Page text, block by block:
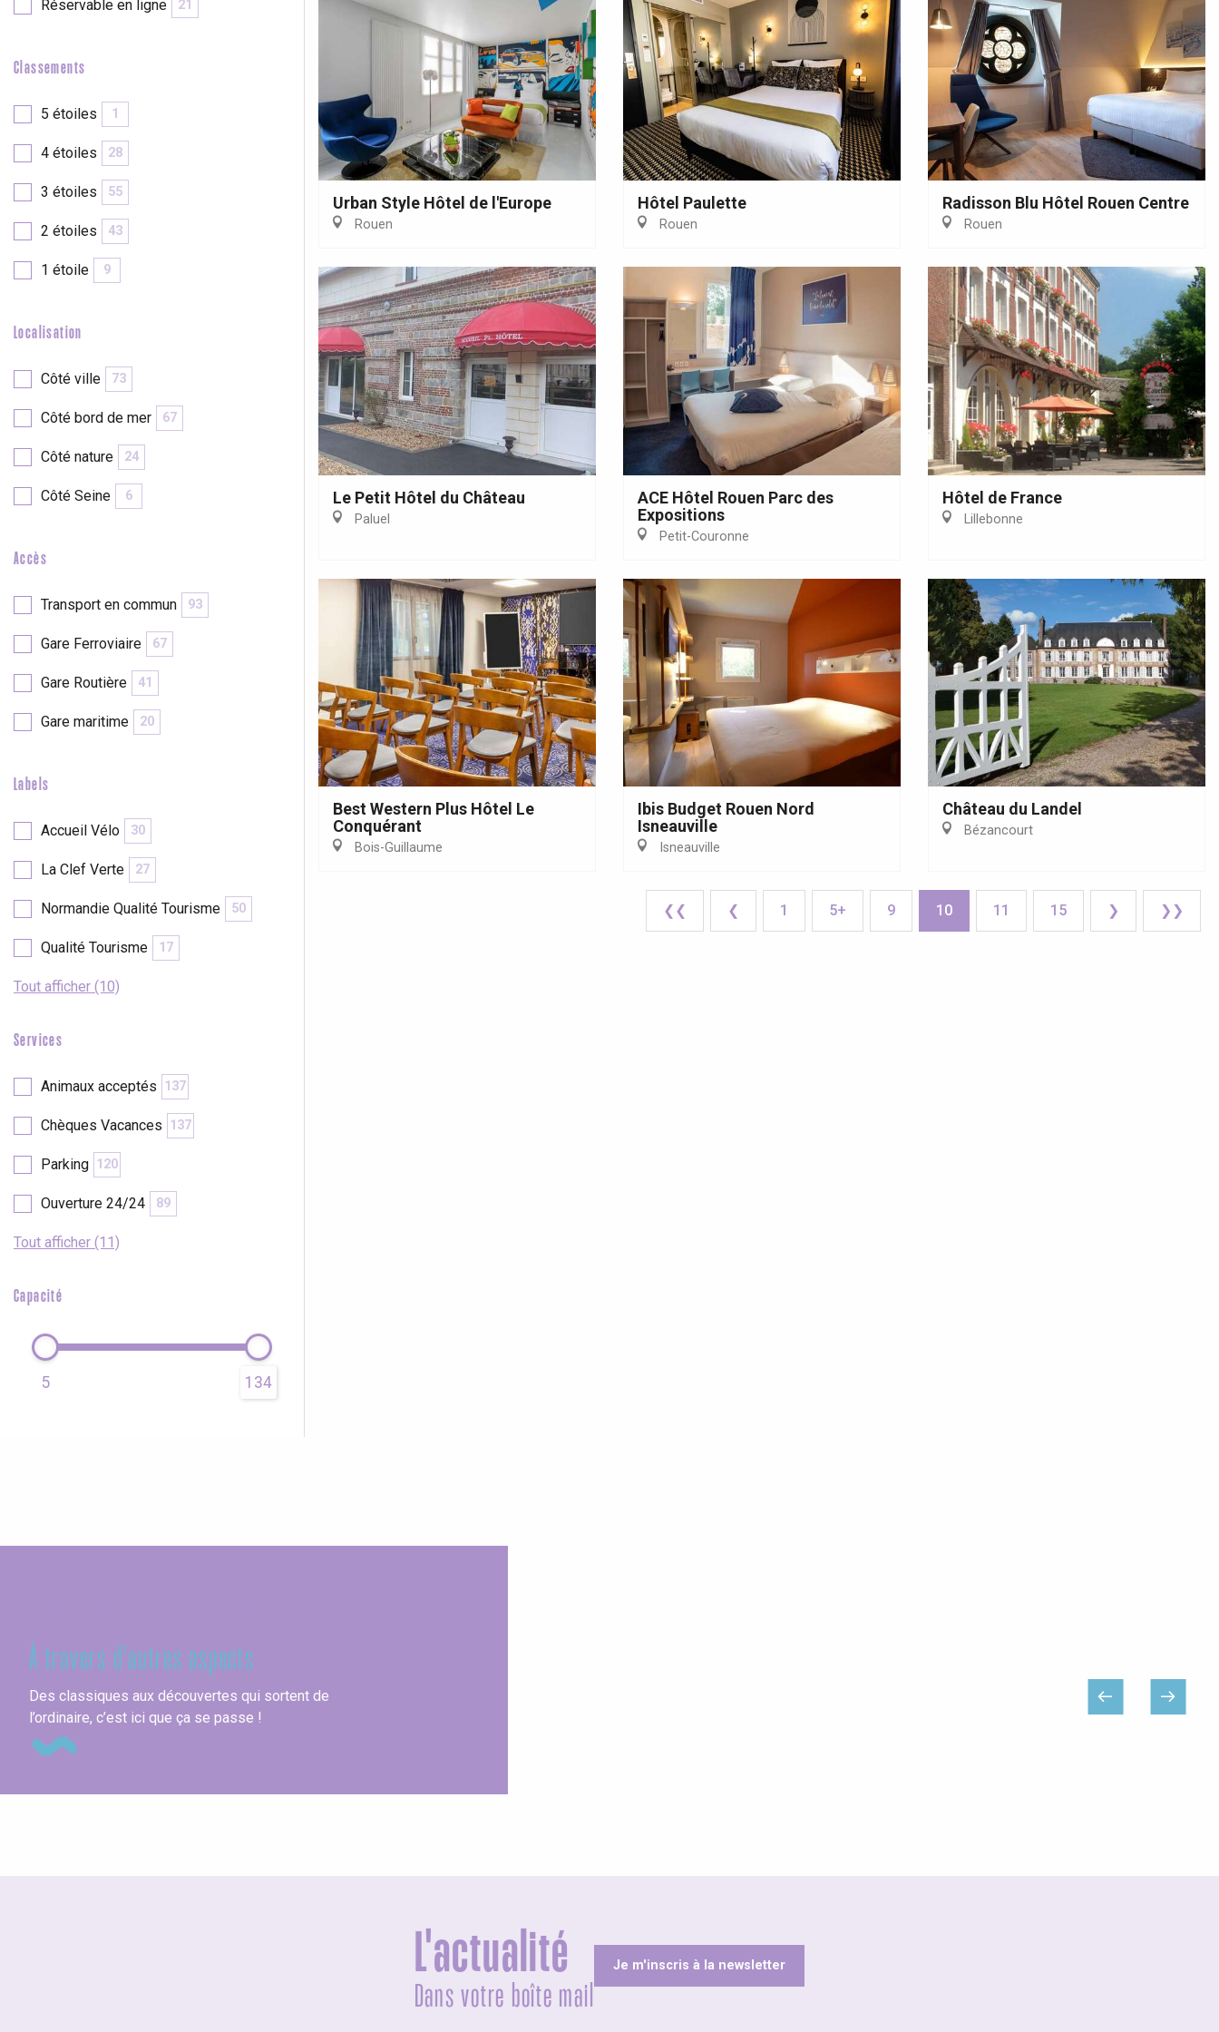
Seine
Forges-les-Eaux
Paris 1h30
Réservable en ligne 21
Classements
5 étoiles 1
4 étoiles 28
3 étoiles 55
2 étoiles 43
1 étoile 9
Localisation
Côté ville 73
Côté bord de mer 67
Côté nature 24
Côté Seine 6
Accès
Transport en commun 93
Gare Ferroviaire 67
Gare Routière 41
Gare maritime 20
Labels
Accueil Vélo 30
La Clef Verte 27
Normandie Qualité Tourisme 50
Qualité Tourisme 17
Tout afficher (10)
Services
Animaux acceptés 137
Chèques Vacances 137
Parking 120
Ouverture 24/24 89
Tout afficher (11)
Capacité
5 134
Urban Style Hôtel de l'Europe
Rouen
Hôtel Paulette
Rouen
Radisson Blu Hôtel Rouen Centre
Rouen
Le Petit Hôtel du Château
Paluel
ACE Hôtel Rouen Parc des
Expositions
Petit-Couronne
Hôtel de France
Lillebonne
Best Western Plus Hôtel Le
Conquérant
Bois-Guillaume
Ibis Budget Rouen Nord
Isneauville
Isneauville
Château du Landel
Bézancourt
❮❮ ❮ 1 5+ 9 10 11 15 ❯ ❯❯
À travers d'autres aspects
Des classiques aux découvertes qui sortent de
l’ordinaire, c’est ici que ça se passe !
L'actualité
Dans votre boîte mail
Je m'inscris à la newsletter